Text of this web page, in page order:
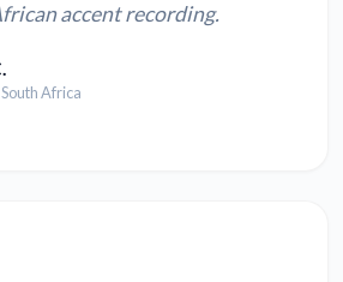
accent recording.
Africa